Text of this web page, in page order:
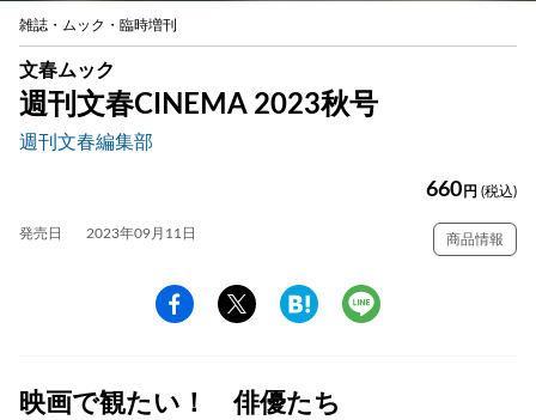
雑誌・ムック・臨時増刊
文春ムック
週刊文春CINEMA 2023秋号
週刊文春編集部
660 円 (税込)
発売日 2023年09月11日 商品情報
映画で観たい！ 俳優たち